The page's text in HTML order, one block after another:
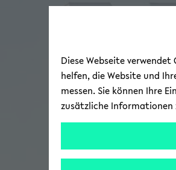
Diese Webseite
helfen, die Website und
messen. Sie können Ihre
zusätzliche Informationen